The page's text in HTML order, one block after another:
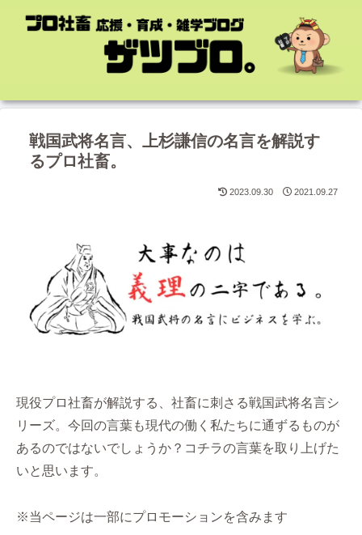
戦国武将名言、上杉謙信の名言を解説す
るプロ社畜。
2023.09.30 2021.09.27
現役プロ社畜が解説する、社畜に刺さる戦国武将名言シ
リーズ。今回の言葉も現代の働く私たちに通ずるものが
あるのではないでしょうか？コチラの言葉を取り上げた
いと思います。
※当ページは一部にプロモーションを含みます